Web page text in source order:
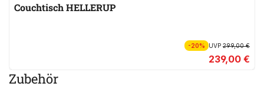
Couchtisch HELLERUP
-20% UVP299,00 €
239,00 €
Zubehör